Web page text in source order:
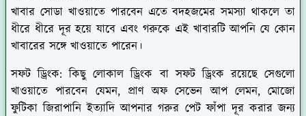
খাবার সোডা খাওয়াতে পারবেন এতে বদহজমের সমস্যা থাকলে তা
ধীরে ধীরে দূর হয়ে যাবে এবং গরুকে এই খাবারটি আপনি যে কোন
খাবারের সঙ্গে খাওয়াতে পারেন।
সফট ড্রিংক: কিছু লোকাল ড্রিংক বা সফট ড্রিংক রয়েছে সেগুলো
খাওয়াতে পারবেন যেমন, প্রাণ অফ সেভেন আপ লেমন, মোজো
ফুটিকা জিরাপানি ইত্যাদি আপনার গরুর পেট ফাঁপা দূর করার জন্য